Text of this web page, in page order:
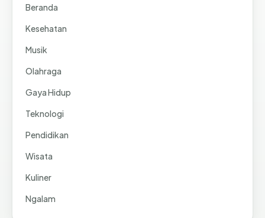
Beranda
Kesehatan
Musik
Olahraga
Gaya Hidup
Teknologi
Pendidikan
Wisata
Kuliner
Ngalam